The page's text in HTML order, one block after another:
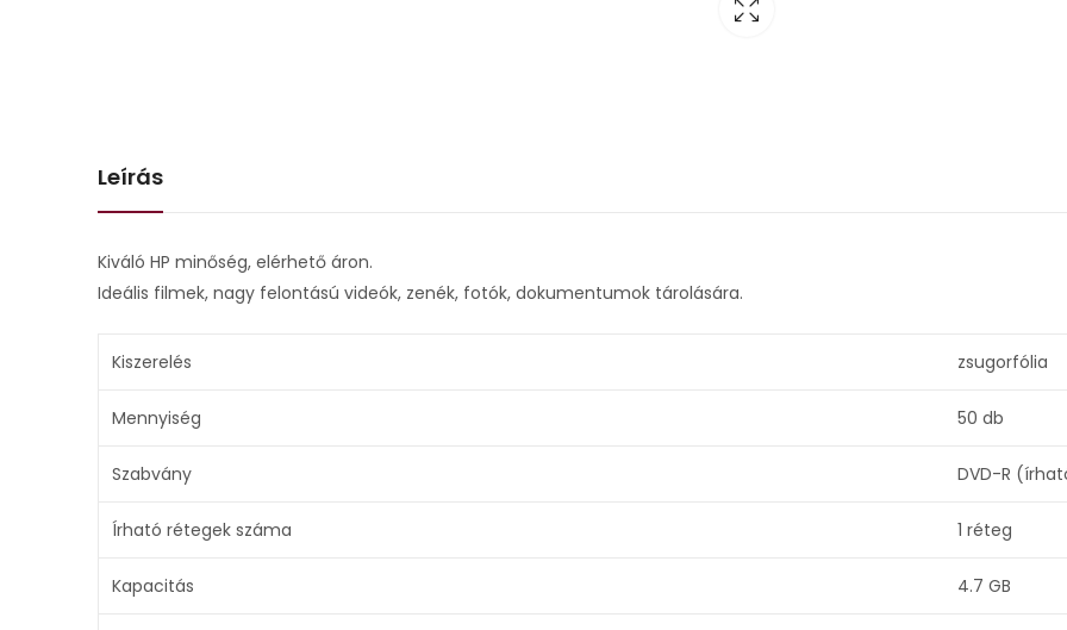
Leírás
Kiváló HP minőség, elérhető áron.
Ideális filmek, nagy felontású videók, zenék, fotók, dokumentumok tárolására.
Kiszerelés zsugorfólia
Mennyiség 50 db
Szabvány DVD-R
Írható rétegek száma 1 réteg
Kapacitás 4.7 GB